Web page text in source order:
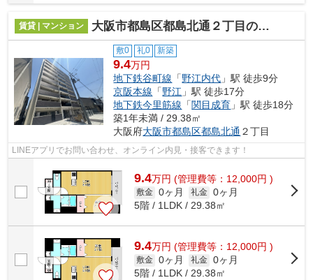
賃貸 | マンション 大阪市都島区都島北通２丁目のマンション
敷0 礼0 新築
9.4万円
地下鉄谷町線 「野江内代 」駅 徒歩9分
京阪本線 「野江 」駅 徒歩17分
地下鉄今里筋線 「関目成育 」駅 徒歩18分
築1年未満 / 29.38㎡
大阪府大阪市都島区都島北通 ２丁目
LINEアプリでお問い合わせ、オンライン内見・接客できます！
9.4万円 (管理費等：12,000円 )
敷金 0ヶ月 礼金 0ヶ月
5階 / 1LDK / 29.38㎡
9.4万円 (管理費等：12,000円 )
敷金 0ヶ月 礼金 0ヶ月
5階 / 1LDK / 29.38㎡